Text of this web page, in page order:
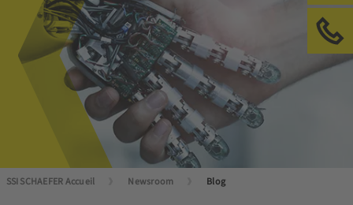
SSI SCHAEFER Accueil Newsroom Blog